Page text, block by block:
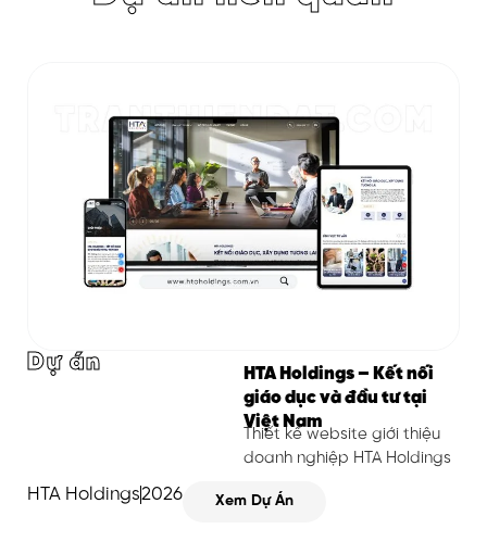
Dự án
HTA Holdings – Kết nối
giáo dục và đầu tư tại
Việt Nam
Thiết kế website giới thiệu
doanh nghiệp HTA Holdings
HTA Holdings2026 Xem Dự Án